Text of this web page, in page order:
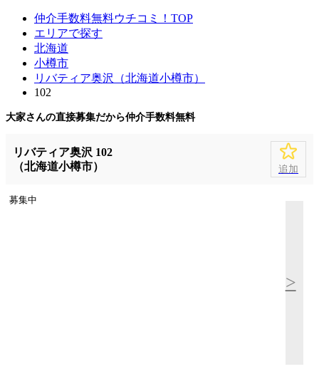
仲介手数料無料ウチコミ！TOP
エリアで探す
北海道
小樽市
リバティア奥沢（北海道小樽市）
102
大家さんの直接募集だから仲介手数料無料
リバティア奥沢 102
（北海道小樽市）
追加
募集中
>